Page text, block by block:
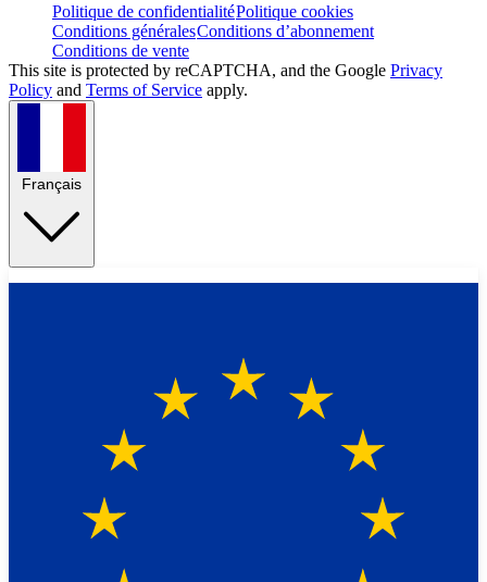
Politique de confidentialitéPolitique cookies
Conditions généralesConditions d’abonnement
Conditions de vente
This site is protected by reCAPTCHA, and the Google Privacy
Policy and Terms of Service apply.
Français